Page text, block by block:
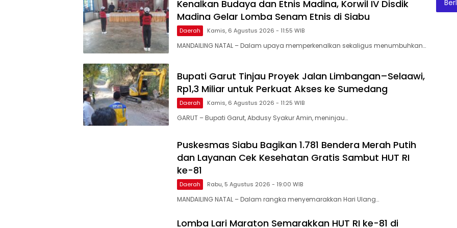
Kenalkan Budaya dan Etnis Madina, Korwil IV Disdik
Madina Gelar Lomba Senam Etnis di Siabu
Daerah Kamis, 6 Agustus 2026 - 11:55 WIB
MANDAILING NATAL – Dalam upaya memperkenalkan sekaligus menumbuhkan…
Bupati Garut Tinjau Proyek Jalan Limbangan–Selaawi,
Rp1,3 Miliar untuk Perkuat Akses ke Sumedang
Daerah Kamis, 6 Agustus 2026 - 11:25 WIB
GARUT – Bupati Garut, Abdusy Syakur Amin, meninjau…
Puskesmas Siabu Bagikan 1.781 Bendera Merah Putih
dan Layanan Cek Kesehatan Gratis Sambut HUT RI
ke-81
Daerah Rabu, 5 Agustus 2026 - 19:00 WIB
MANDAILING NATAL – Dalam rangka menyemarakkan Hari Ulang…
Lomba Lari Maraton Semarakkan HUT RI ke-81 di